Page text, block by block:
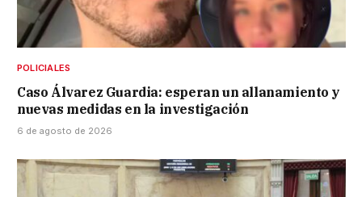
POLICIALES
Caso Álvarez Guardia: esperan un allanamiento y
nuevas medidas en la investigación
6 de agosto de 2026